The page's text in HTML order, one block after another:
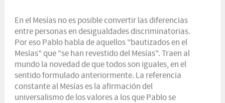
En el Mesías no es posible convertir las diferencias
entre personas en desigualdades discriminatorias.
Por eso Pablo habla de aquellos "bautizados en el
Mesías" que "se han revestido del Mesías". Traen al
mundo la novedad de que todos son iguales, en el
sentido formulado anteriormente. La referencia
constante al Mesías es la afirmación del
universalismo de los valores a los que Pablo se